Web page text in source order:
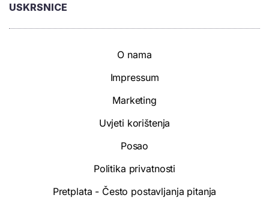
USKRSNICE
O nama
Impressum
Marketing
Uvjeti korištenja
Posao
Politika privatnosti
Pretplata - Često postavljanja pitanja